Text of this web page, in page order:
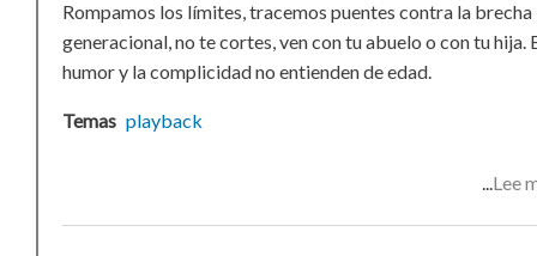
Rompamos los límites, tracemos puentes contra la brecha
generacional, no te cortes, ven con tu abuelo o con tu hija.
humor y la complicidad no entienden de edad.
Temas playback
Lee